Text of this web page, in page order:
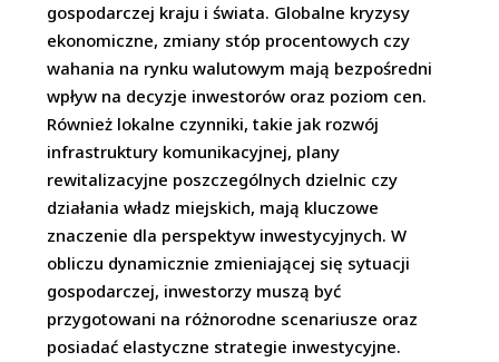
gospodarczej kraju i świata. Globalne kryzysy
ekonomiczne, zmiany stóp procentowych czy
wahania na rynku walutowym mają bezpośredni
wpływ na decyzje inwestorów oraz poziom cen.
Również lokalne czynniki, takie jak rozwój
infrastruktury komunikacyjnej, plany
rewitalizacyjne poszczególnych dzielnic czy
działania władz miejskich, mają kluczowe
znaczenie dla perspektyw inwestycyjnych. W
obliczu dynamicznie zmieniającej się sytuacji
gospodarczej, inwestorzy muszą być
przygotowani na różnorodne scenariusze oraz
posiadać elastyczne strategie inwestycyjne.